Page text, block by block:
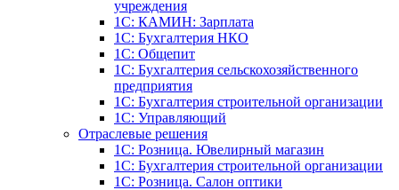
учреждения
1C: КАМИН: Зарплата
1C: Бухгалтерия НКО
1С: Общепит
1С: Бухгалтерия сельскохозяйст­венного
предприятия
1С: Бухгалтерия строительной организации
1С: Управляющий
Отраслевые решения
1С: Розница. Ювелирный магазин
1С: Бухгалтерия строительной организации
1С: Розница. Салон оптики